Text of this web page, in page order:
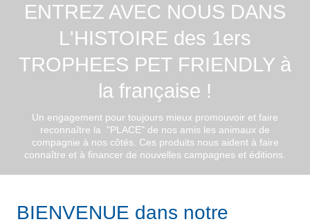
ENTREZ AVEC NOUS DANS
L'HISTOIRE des 1ers
TROPHEES PET FRIENDLY à
la française !
Un engagement pour toujours mieux promouvoir et faire
reconnaître la "PLACE" de nos amis les animaux de
compagnie à nos côtés. Ces produits nous aident à faire
connaître et à financer de nouvelles campagnes et éditions.
BIENVENUE dans notre